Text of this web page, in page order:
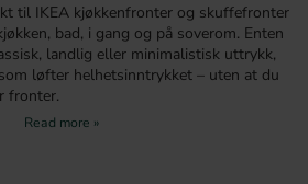
til IKEA kjøkkenfronter og skuffefronter
bad, i gang og på soverom. Enten
landlig eller minimalistisk uttrykk,
løfter helhetsinntrykket – uten at du
fronter.